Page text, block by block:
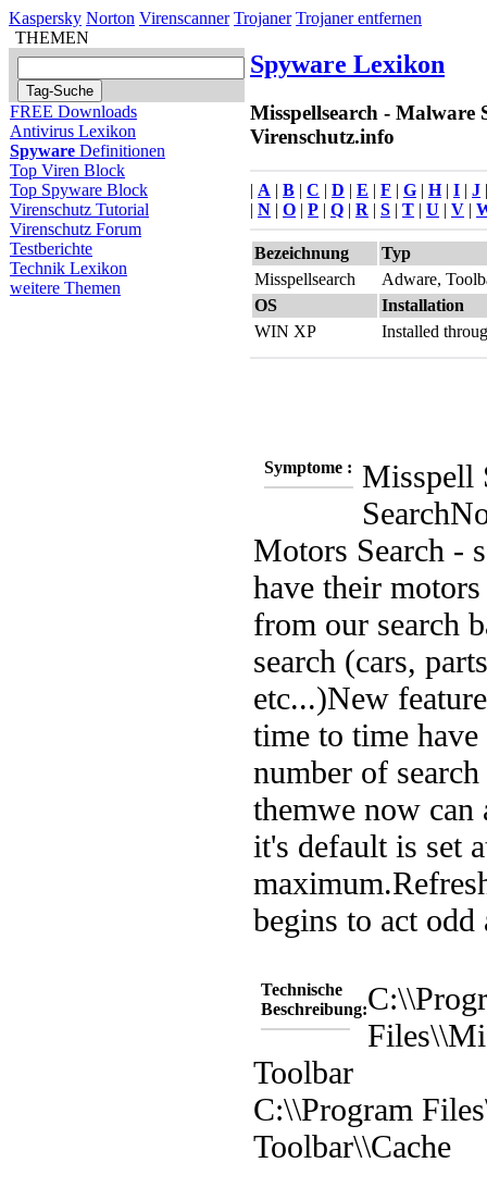
Kaspersky Norton Virenscanner Trojaner Trojaner entfernen
THEMEN
FREE Downloads
Antivirus Lexikon
Spyware Definitionen
Top Viren Block
Top Spyware Block
Virenschutz Tutorial
Virenschutz Forum
Testberichte
Technik Lexikon
weitere Themen
Spyware Lexikon
Misspellsearch - Malware
Virenschutz.info
| A | B | C | D | E | F | G | H| I | J
| N | O | P | Q | R | S | T | U | V |
Bezeichnung
Typ
Misspellsearch
Adware,
OS
Installation
WIN XP
Installed
Symptome : Misspell
Search
Motors Search -
have their motors
from our search
search (cars,
etc...)New
time to time
number of
themwe now can
it's default is set
maximum.
begins to act
Technische
Beschreibung:
Toolbar
C:\\Program
Toolbar\\Cache